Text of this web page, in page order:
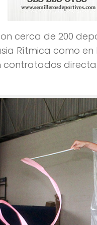
cerca de 200
Rítmica como
contratados